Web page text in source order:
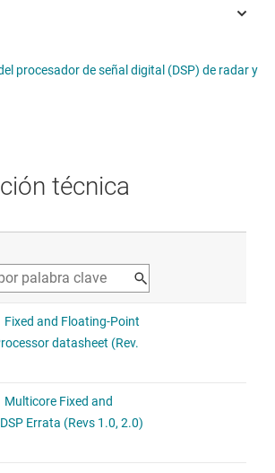
procesador de señal digital (DSP) de radar y
técnica